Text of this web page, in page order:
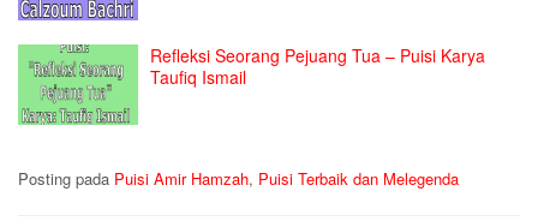
Refleksi Seorang Pejuang Tua – Puisi Karya
Taufiq Ismail
Posting pada Puisi Amir Hamzah, Puisi Terbaik dan Melegenda